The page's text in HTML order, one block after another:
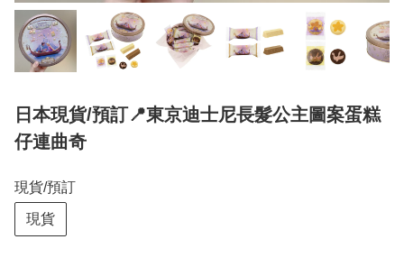
日本現貨/預訂📍東京迪士尼長髮公主圖案蛋糕
仔連曲奇
現貨/預訂
現貨